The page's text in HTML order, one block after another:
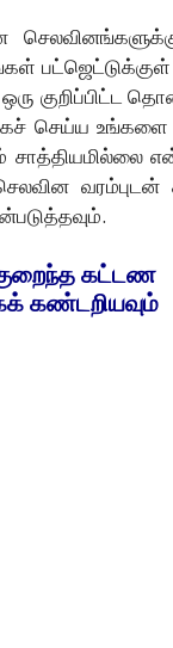
குறிப்பிட்ட
செய்ய
வரம்புடன்
கட்டண
கண்டறியவும்